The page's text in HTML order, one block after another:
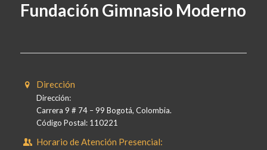
Fundación Gimnasio Moderno
Dirección
Dirección:
Carrera 9 # 74 – 99 Bogotá, Colombia.
Código Postal: 110221
Horario de Atención Presencial: